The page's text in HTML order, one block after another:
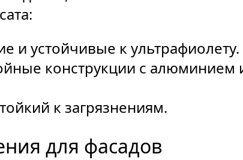
и устойчивые к ультрафиолету.
конструкции с алюминием
к загрязнениям.
для фасадов